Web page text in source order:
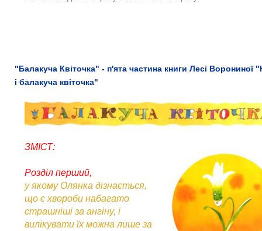
"Балакуча Квіточка" - п'ята частина книги Лесі Ворониної
і балакуча квіточка"
ЗМІСТ:
Розділ перший,
у якому Олянка дізнається,
що є хвороби набагато
страшніші за ангіну, і
вилікувати їх можна лише за